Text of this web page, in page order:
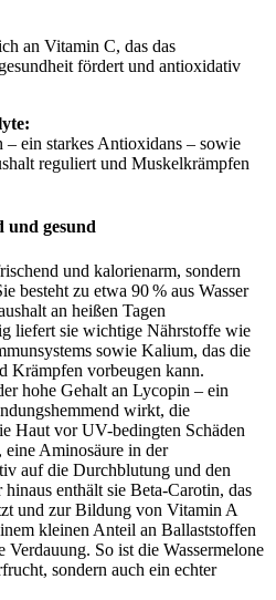
an Vitamin C, das das
fördert und antioxidativ
– ein starkes Antioxidans – sowie
reguliert und Muskelkrämpfen
und gesund
und kalorienarm, sondern
besteht zu etwa 90 % aus Wasser
an heißen Tagen
liefert sie wichtige Nährstoffe wie
sowie Kalium, das die
Krämpfen vorbeugen kann.
hohe Gehalt an Lycopin – ein
wirkt, die
Haut vor UV-bedingten Schäden
Aminosäure in der
auf die Durchblutung und den
enthält sie Beta-Carotin, das
und zur Bildung von Vitamin A
kleinen Anteil an Ballaststoffen
Verdauung. So ist die Wassermelone
sondern auch ein echter